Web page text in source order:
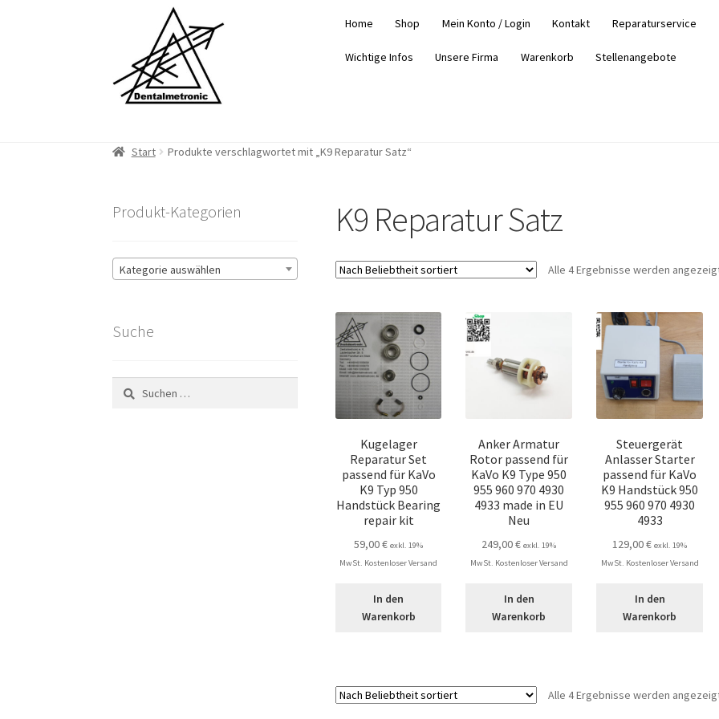
Navigation
springen
springen
Home Shop Mein Konto / Login Kontakt Reparaturservice
Wichtige Infos Unsere Firma Warenkorb Stellenangebote
Start
Produkte verschlagwortet mit „K9 Reparatur Satz“
K9 Reparatur Satz
Alle 4 Ergebnisse werden
Kugelager
Reparatur Set
passend für KaVo
K9 Typ 950
Handstück Bearing
repair kit
59,00€ exkl. 19%
MwSt. Kostenloser Versand
In den
Warenkorb
Anker Armatur
Rotor passend für
KaVo K9 Type 950
955 960 970 4930
4933 made in EU
Neu
249,00€ exkl. 19%
MwSt. Kostenloser Versand
In den
Warenkorb
Steuergerät
Anlasser Starter
passend für KaVo
K9 Handstück 950
955 960 970 4930
4933
129,00€ exkl. 19%
MwSt. Kostenloser Versand
In den
Warenkorb
Alle 4 Ergebnisse werden
Produkt-Kategorien
Kategorie auswählen
Suche
Suchen
nach: